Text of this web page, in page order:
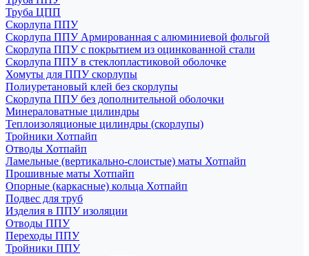
Труба ЦПП
Скорлупа ППУ
Скорлупа ППУ Армированная с алюминиевой фольгой
Скорлупа ППУ с покрытием из оцинкованной стали
Скорлупа ППУ в стеклопластиковой оболочке
Хомуты для ППУ скорлупы
Полиуретановый клей без скорлупы
Скорлупа ППУ без дополнительной оболочки
Минераловатные цилиндры
Теплоизоляционые цилиндры (скорлупы)
Тройники Хотпайп
Отводы Хотпайп
Ламельные (вертикально-слоистые) маты Хотпайп
Прошивные маты Хотпайп
Опорные (каркасные) кольца Хотпайп
Подвес для труб
Изделия в ППУ изоляции
Отводы ППУ
Переходы ППУ
Тройники ППУ